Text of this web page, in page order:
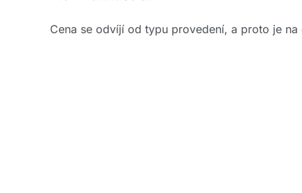
Cena se odvíjí od typu provedení, a proto je na